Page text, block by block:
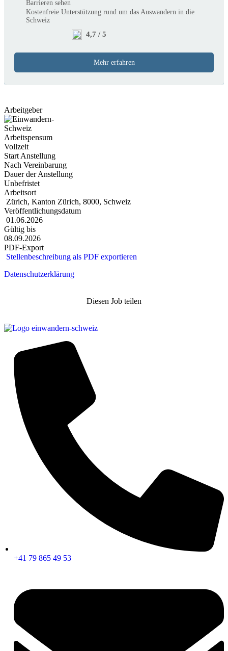
Barrieren sehen
Kostenfreie Unterstützung rund um das Auswandern in die
Schweiz
4,7 / 5
Mehr erfahren
Arbeitgeber
Arbeitspensum
Vollzeit
Start Anstellung
Nach Vereinbarung
Dauer der Anstellung
Unbefristet
Arbeitsort
Zürich, Kanton Zürich, 8000, Schweiz
Veröffentlichungsdatum
01.06.2026
Gültig bis
08.09.2026
PDF-Export
Stellenbeschreibung als PDF exportieren
Datenschutzerklärung
Diesen Job teilen
+41 79 865 49 53